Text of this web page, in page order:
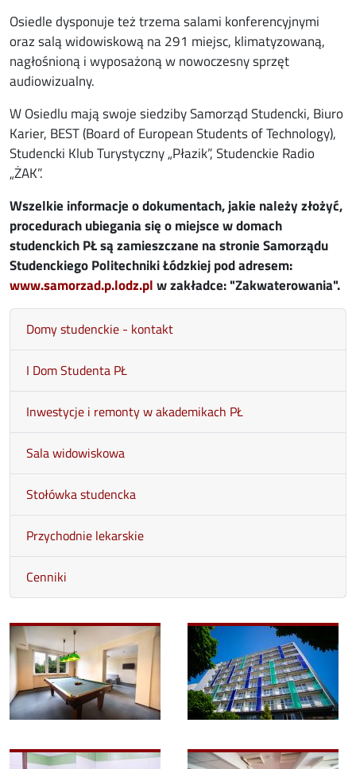
Osiedle dysponuje też trzema salami konferencyjnymi
oraz salą widowiskową na 291 miejsc, klimatyzowaną,
nagłośnioną i wyposażoną w nowoczesny sprzęt
audiowizualny.
W Osiedlu mają swoje siedziby Samorząd Studencki, Biuro
Karier, BEST (Board of European Students of Technology),
Studencki Klub Turystyczny „Płazik”, Studenckie Radio
„ŻAK”.
Wszelkie informacje o dokumentach, jakie należy złożyć,
procedurach ubiegania się o miejsce w domach
studenckich PŁ są zamieszczane na stronie Samorządu
Studenckiego Politechniki Łódzkiej pod adresem:
www.samorzad.p.lodz.plw zakładce: "Zakwaterowania".
Domy studenckie - kontakt
I Dom Studenta PŁ
Inwestycje i remonty w akademikach PŁ
Sala widowiskowa
Stołówka studencka
Przychodnie lekarskie
Cenniki
Image Image
Image Image